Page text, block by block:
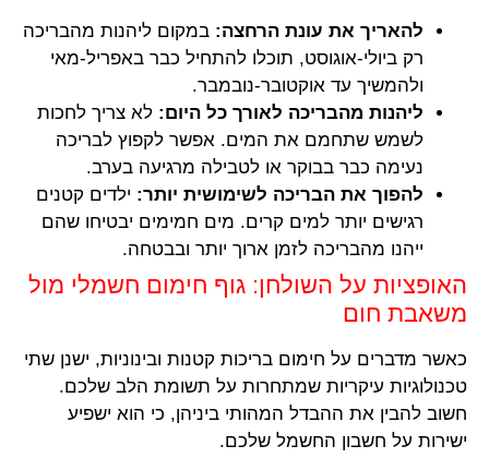
להאריך את עונת הרחצה: במקום ליהנות מהבריכה
רק ביולי-אוגוסט, תוכלו להתחיל כבר באפריל-מאי
ולהמשיך עד אוקטובר-נובמבר.
ליהנות מהבריכה לאורך כל היום: לא צריך לחכות
לשמש שתחמם את המים. אפשר לקפוץ לבריכה
נעימה כבר בבוקר או לטבילה מרגיעה בערב.
להפוך את הבריכה לשימושית יותר: ילדים קטנים
רגישים יותר למים קרים. מים חמימים יבטיחו שהם
ייהנו מהבריכה לזמן ארוך יותר ובבטחה.
האופציות על השולחן: גוף חימום חשמלי מול
משאבת חום
כאשר מדברים על חימום בריכות קטנות ובינוניות, ישנן שתי
טכנולוגיות עיקריות שמתחרות על תשומת הלב שלכם.
חשוב להבין את ההבדל המהותי ביניהן, כי הוא ישפיע
ישירות על חשבון החשמל שלכם.